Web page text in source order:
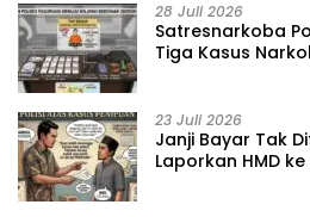
28 Juli 2026
‎Satresnarkoba
Tiga Kasus
23 Juli 2026
‎Janji Bayar Tak
Laporkan HMD